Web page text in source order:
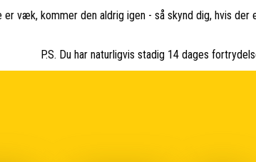
er væk, kommer den aldrig igen - så skynd dig, hvis der
P.S. Du har naturligvis stadig 14 dages